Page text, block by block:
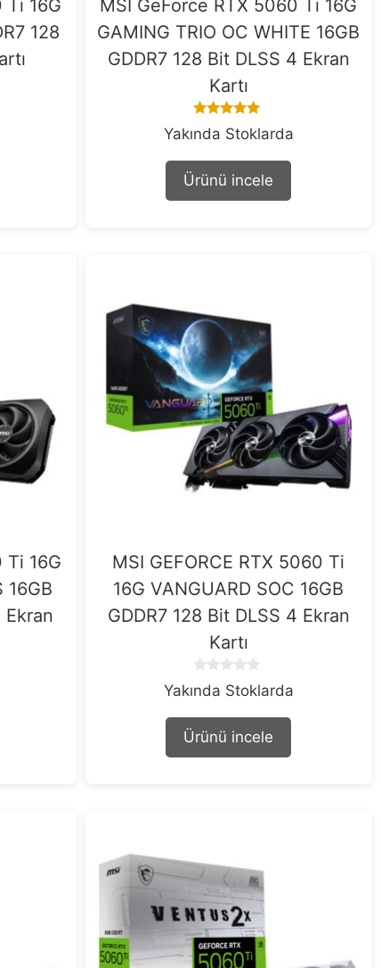
Ti 16G
128
MSI GeForce RTX 5060 Ti 16G
GAMING TRIO OC WHITE 16GB
GDDR7 128 Bit DLSS 4 Ekran
Kartı
5.00
out of 5
Yakında Stoklarda
Ürünü incele
Ti 16G
16GB
Ekran
MSI GEFORCE RTX 5060 Ti
16G VANGUARD SOC 16GB
GDDR7 128 Bit DLSS 4 Ekran
Kartı
o
o
f
Yakında Stoklarda
Ürünü incele